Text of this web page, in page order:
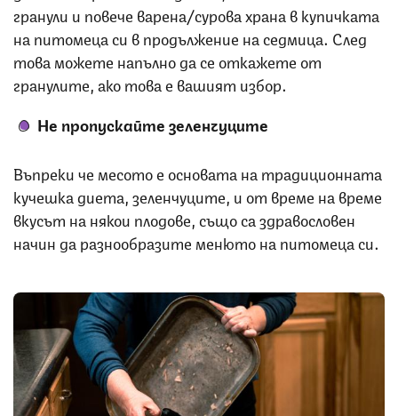
гранули и повече варена/сурова храна в купичката
на питомеца си в продължение на седмица. След
това можете напълно да се откажете от
гранулите, ако това е вашият избор.
Не пропускайте зеленчуците
Въпреки че месото е основата на традиционната
кучешка диета, зеленчуците, и от време на време
вкусът на някои плодове, също са здравословен
начин да разнообразите менюто на питомеца си.